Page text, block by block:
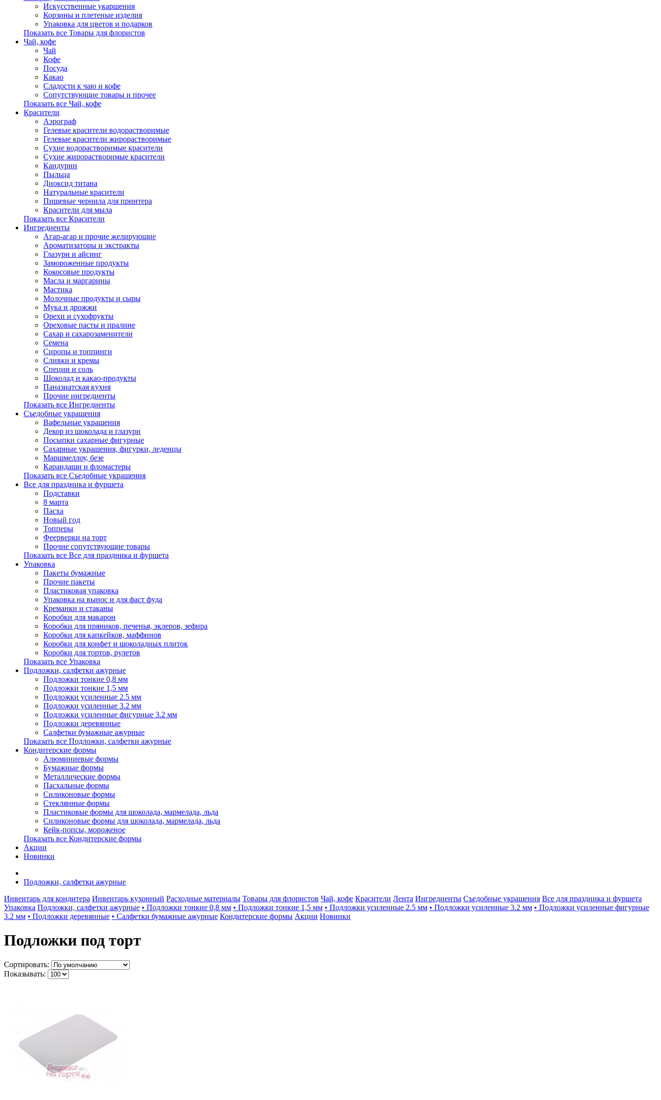
Искусственные укаршения
Корзины и плетеные изделия
Упаковка для цветов и подарков
Показать все Товары для флористов
Чай, кофе
Чай
Кофе
Посуда
Какао
Сладости к чаю и кофе
Сопутствующие товары и прочее
Показать все Чай, кофе
Красители
Аэрограф
Гелевые красители водорастворимые
Гелевые красители жирорастворимые
Сухие водорастворимые красители
Сухие жирорастворимые красители
Кандурин
Пыльца
Диоксид титана
Натуральные красители
Пищевые чернила для принтера
Красители для мыла
Показать все Красители
Ингредиенты
Агар-агар и прочие желирующие
Ароматизаторы и экстракты
Глазури и айсинг
Замороженные продукты
Кокосовые продукты
Масла и маргарины
Мастика
Молочные продукты и сыры
Мука и дрожжи
Орехи и сухофрукты
Ореховые пасты и пралине
Сахар и сахарозаменители
Семена
Сиропы и топпинги
Сливки и кремы
Специи и соль
Шоколад и какао-продукты
Паназиатская кухня
Прочие ингредиенты
Показать все Ингредиенты
Съедобные украшения
Вафельные украшения
Декор из шоколада и глазури
Посыпки сахарные фигурные
Сахарные украшения, фигурки, леденцы
Маршмеллоу, безе
Карандаши и фломастеры
Показать все Съедобные украшения
Все для праздника и фуршета
Подставки
8 марта
Пасха
Новый год
Топперы
Феерверки на торт
Прочие сопутствующие товары
Показать все Все для праздника и фуршета
Упаковка
Пакеты бумажные
Прочие пакеты
Пластиковая упаковка
Упаковка на вынос и для фаст фуда
Креманки и стаканы
Коробки для макарон
Коробки для пряников, печенья, эклеров, зефира
Коробки для капкейков, маффинов
Коробки для конфет и шоколадных плиток
Коробки для тортов, рулетов
Показать все Упаковка
Подложки, салфетки ажурные
Подложки тонкие 0,8 мм
Подложки тонкие 1,5 мм
Подложки усиленные 2.5 мм
Подложки усиленные 3.2 мм
Подложки усиленные фигурные 3.2 мм
Подложки деревянные
Салфетки бумажные ажурные
Показать все Подложки, салфетки ажурные
Кондитерские формы
Алюминиевые формы
Бумажные формы
Металлические формы
Пасхальные формы
Силиконовые формы
Стеклянные формы
Пластиковые формы для шоколада, мармелада, льда
Силиконовые формы для шоколада, мармелада, льда
Кейк-попсы, мороженое
Показать все Кондитерские формы
Акции
Новинки
Подложки, салфетки ажурные
Инвентарь для кондитера Инвентарь кухонный Расходные материалы Товары для флористов Чай, кофе Красители Лента Ингредиенты Съедобные украшения Все для праздника и фуршета
Упаковка Подложки, салфетки ажурные • Подложки тонкие 0,8 мм • Подложки тонкие 1,5 мм • Подложки усиленные 2.5 мм • Подложки усиленные 3.2 мм • Подложки усиленные фигурные
3.2 мм • Подложки деревянные • Салфетки бумажные ажурные Кондитерские формы Акции Новинки
Подложки под торт
Сортировать:
Показывать: